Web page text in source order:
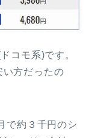
コモ系)です。
い方だったの
で約３千円のシ